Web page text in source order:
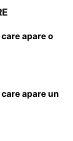
apare o
apare un